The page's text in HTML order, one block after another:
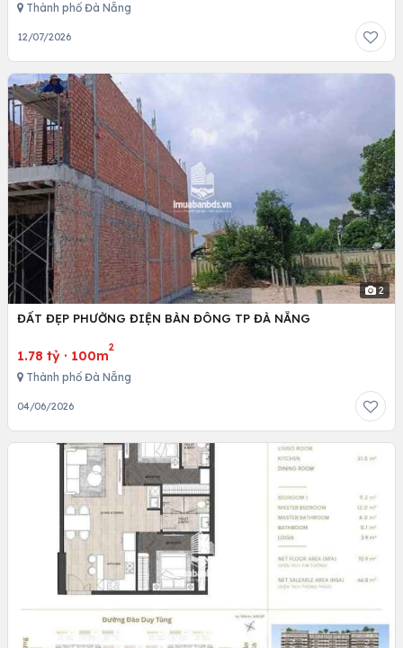
Thành phố Đà Nẵng
12/07/2026
2
ĐẤT ĐẸP PHƯỜNG ĐIỆN BÀN ĐÔNG TP ĐÀ NẴNG
1.78 tỷ · 100m
2
Thành phố Đà Nẵng
04/06/2026